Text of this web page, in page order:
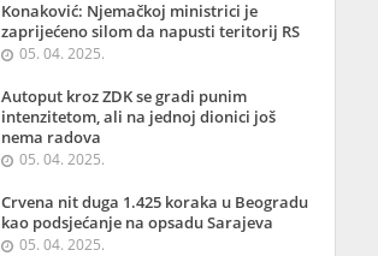
Konaković: Njemačkoj ministrici je
zaprijećeno silom da napusti teritorij RS
05. 04. 2025.
Autoput kroz ZDK se gradi punim
intenzitetom, ali na jednoj dionici još
nema radova
05. 04. 2025.
Crvena nit duga 1.425 koraka u Beogradu
kao podsjećanje na opsadu Sarajeva
05. 04. 2025.